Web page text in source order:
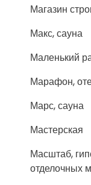
Магазин
Макс, сауна
Маленький
Марафон,
Марс, сауна
Мастерская
Масштаб,
отделочных